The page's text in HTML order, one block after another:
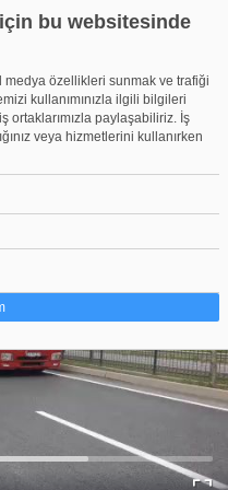
bu websitesinde
medya özellikleri sunmak ve trafiği
kullanımınızla ilgili bilgileri
ortaklarımızla paylaşabiliriz. İş
veya hizmetlerini kullanırken
daha verimli hale getirmek
Yasalara göre, bu sitenin
cihazınıza yerleştirebiliyoruz.
Bu site farklı çerez türleri
yer alan üçüncü şahıs hizmetleri
web.tv